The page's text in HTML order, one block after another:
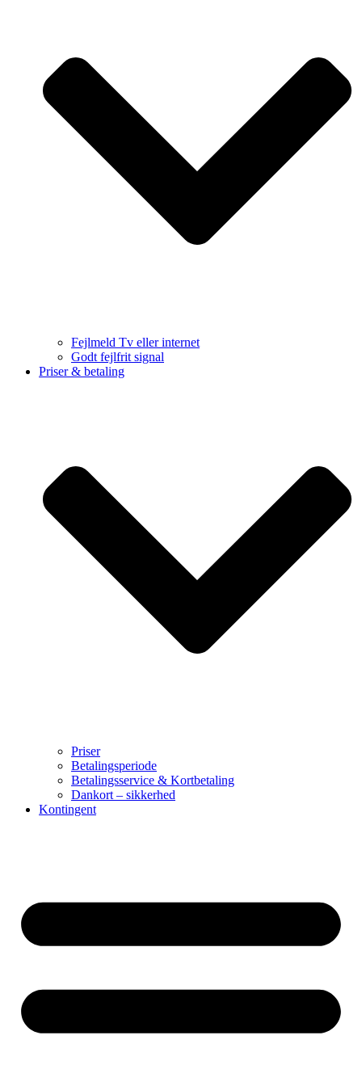
Fejlmeld Tv eller internet
Godt fejlfrit signal
Priser & betaling
Priser
Betalingsperiode
Betalingsservice & Kortbetaling
Dankort – sikkerhed
Kontingent